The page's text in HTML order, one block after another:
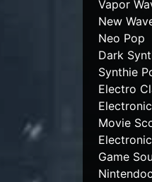
Vapor
New
Neo Pop
Dark
Synthie
Electro
Movie
Game